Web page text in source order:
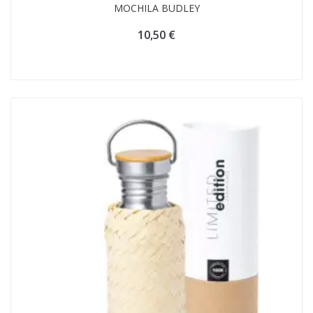
MOCHILA BUDLEY
10,50 €